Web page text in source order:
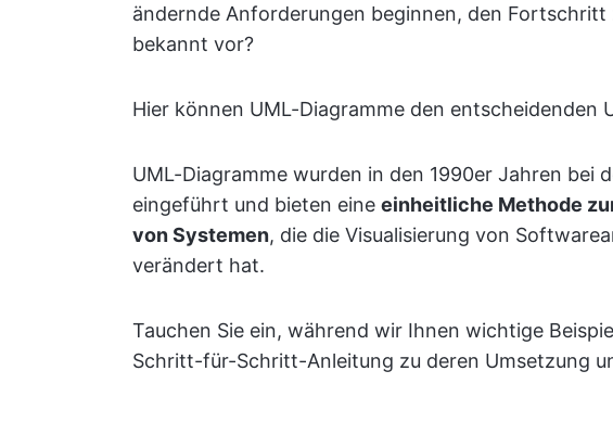
ändernde Anforderungen beginnen, den
bekannt vor?
Hier können UML-Diagramme den entscheidenden
UML-Diagramme wurden in den 1990er Jahren bei
eingeführt und bieten eine einheitliche Methode
von Systemen, die die Visualisierung von
verändert hat.
Tauchen Sie ein, während wir Ihnen wichtige
Schritt-für-Schritt-Anleitung zu deren Umsetzung